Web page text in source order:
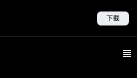
下載